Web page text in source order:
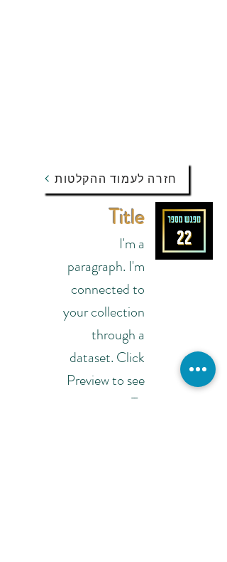
חזרה לעמוד ההקלטות
Title
I'm a
paragraph. I'm
connected to
your collection
through a
dataset. Click
Preview to see
my content. To